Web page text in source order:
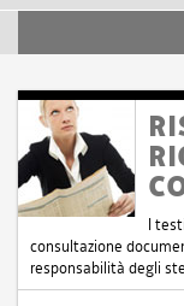
I
consultazione
responsabilità degli